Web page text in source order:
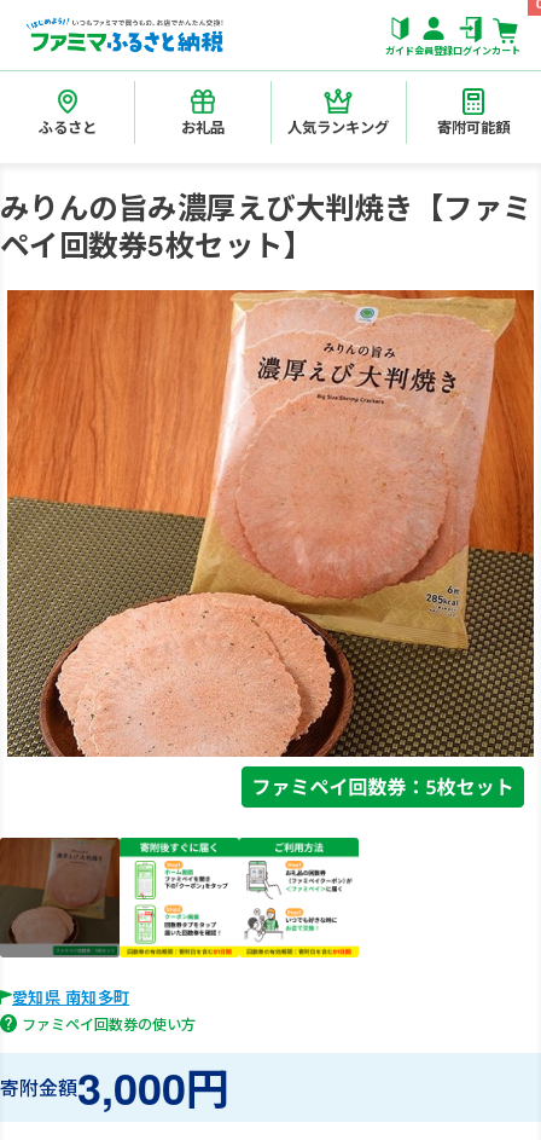
ガイド会員登録ログインカート
ふるさと お礼品 人気ランキング 寄附可能額
みりんの旨み濃厚えび大判焼き【ファミ
ペイ回数券5枚セット】
愛知県 南知多町
ファミペイ回数券の使い方
寄附金額3,000円